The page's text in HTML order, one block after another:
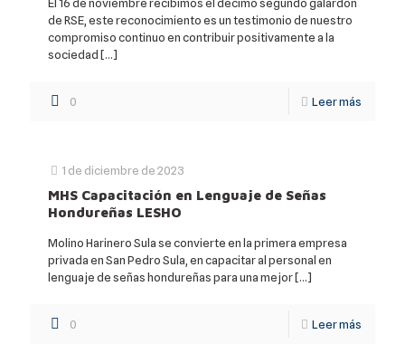
de RSE, este reconocimiento es un testimonio de nuestro
compromiso continuo en contribuir positivamente a la
sociedad[…]
0 Leer más
1 de diciembre de 2023
MHS Capacitación en Lenguaje de Señas
Hondureñas LESHO
Molino Harinero Sula se convierte en la primera empresa
privada en San Pedro Sula, en capacitar al personal en
lenguaje de señas hondureñas para una mejor[…]
0 Leer más